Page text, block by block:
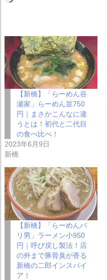
み
中…
【新橋】「らーめん谷
瀬家」らーめん並750
円｜まさかこんなに違
うとは！初代と二代目
の食べ比べ！
2023年6月9日
新橋
【新橋】「らーめんバ
リ男」ラーメン小950
円｜呼び戻し製法！店
の外まで豚骨臭が香る
新橋の二郎インスパイ
ア！